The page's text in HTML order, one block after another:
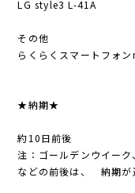
LG style3 L-41A
その他
らくらくスマートフォ
★納期★
約10日前後
注：ゴールデンウイー
などの前後は、 納期が